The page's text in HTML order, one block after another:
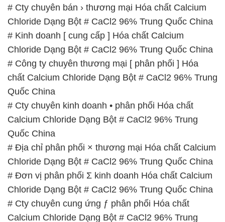
Chloride Dạng Bột # CaCl2 96% Trung Quốc China
# Cty chuyên cung ứng ƒ phân phối Hóa chất
Calcium Chloride Dạng Bột # CaCl2 96% Trung
Quốc China
# Nơi thương mại ε bán Hóa chất Calcium Chloride
Dạng Bột # CaCl2 96% Trung Quốc China
📞PHÒNG KINH DOANH – CÔNG TY HÓA CHẤT
ĐẮC TRƯỜNG PHÁT🌐
🌐 Website: https://stmp.net/
📞 Hotline:
– 0933.920.505 – 028.3504.5555
– 028.3756.1835 – 028.3756.1840 –
028.3756.1841- 028.3756.1842